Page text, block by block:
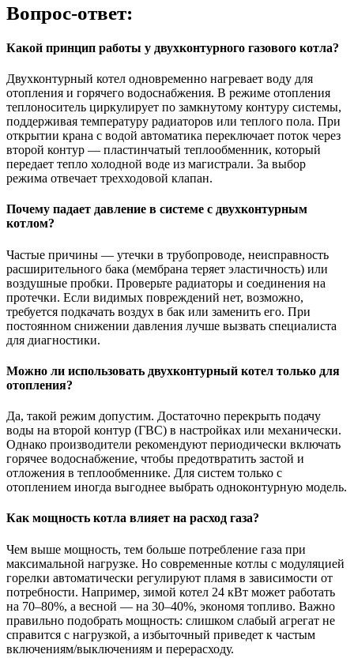
Вопрос-ответ:
Какой принцип работы у двухконтурного газового котла?
Двухконтурный котел одновременно нагревает воду для
отопления и горячего водоснабжения. В режиме отопления
теплоноситель циркулирует по замкнутому контуру системы,
поддерживая температуру радиаторов или теплого пола. При
открытии крана с водой автоматика переключает поток через
второй контур — пластинчатый теплообменник, который
передает тепло холодной воде из магистрали. За выбор
режима отвечает трехходовой клапан.
Почему падает давление в системе с двухконтурным
котлом?
Частые причины — утечки в трубопроводе, неисправность
расширительного бака (мембрана теряет эластичность) или
воздушные пробки. Проверьте радиаторы и соединения на
протечки. Если видимых повреждений нет, возможно,
требуется подкачать воздух в бак или заменить его. При
постоянном снижении давления лучше вызвать специалиста
для диагностики.
Можно ли использовать двухконтурный котел только для
отопления?
Да, такой режим допустим. Достаточно перекрыть подачу
воды на второй контур (ГВС) в настройках или механически.
Однако производители рекомендуют периодически включать
горячее водоснабжение, чтобы предотвратить застой и
отложения в теплообменнике. Для систем только с
отоплением иногда выгоднее выбрать одноконтурную модель.
Как мощность котла влияет на расход газа?
Чем выше мощность, тем больше потребление газа при
максимальной нагрузке. Но современные котлы с модуляцией
горелки автоматически регулируют пламя в зависимости от
потребности. Например, зимой котел 24 кВт может работать
на 70–80%, а весной — на 30–40%, экономя топливо. Важно
правильно подобрать мощность: слишком слабый агрегат не
справится с нагрузкой, а избыточный приведет к частым
включениям/выключениям и перерасходу.